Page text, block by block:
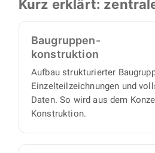
Blechkonstruktion sowie
fertigungsreifen Unterlagen.
Kurz erklärt:
Baugruppen-
konstruktion
Aufbau strukturierter
Einzelteilzeichnungen und
Daten. So wird aus dem
Konstruktion.